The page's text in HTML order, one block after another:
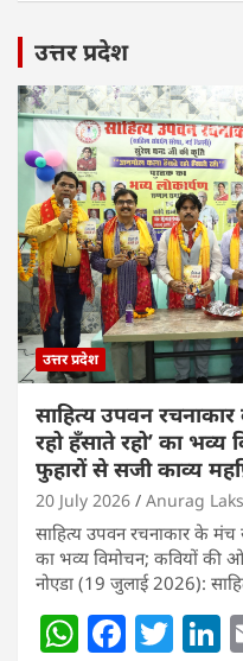
उत्तर प्रदेश
उत्तर प्रदेश
साहित्य उपवन
रहो हॅंसाते रहो’ का
फुहारों से सजी काव्य
20 July 2026 Anurag
साहित्य उपवन रचनाकार के मंच
का भव्य विमोचन; कवियों की
नोएडा (19 जुलाई 2026):
W F T